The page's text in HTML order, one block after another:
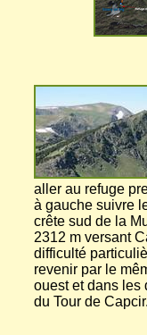
aller au refuge
à gauche suivre
crête sud de la
2312 m versant
difficulté
revenir par le
ouest et dans les
du Tour de Capcir.